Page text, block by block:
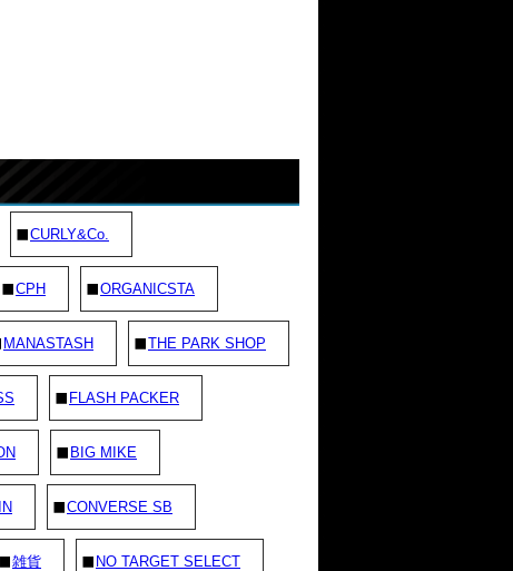
CURLY&Co.
CPH ORGANICSTA
MANASTASH THE PARK SHOP
FLASH PACKER
BIG MIKE
CONVERSE SB
雑貨 NO TARGET SELECT